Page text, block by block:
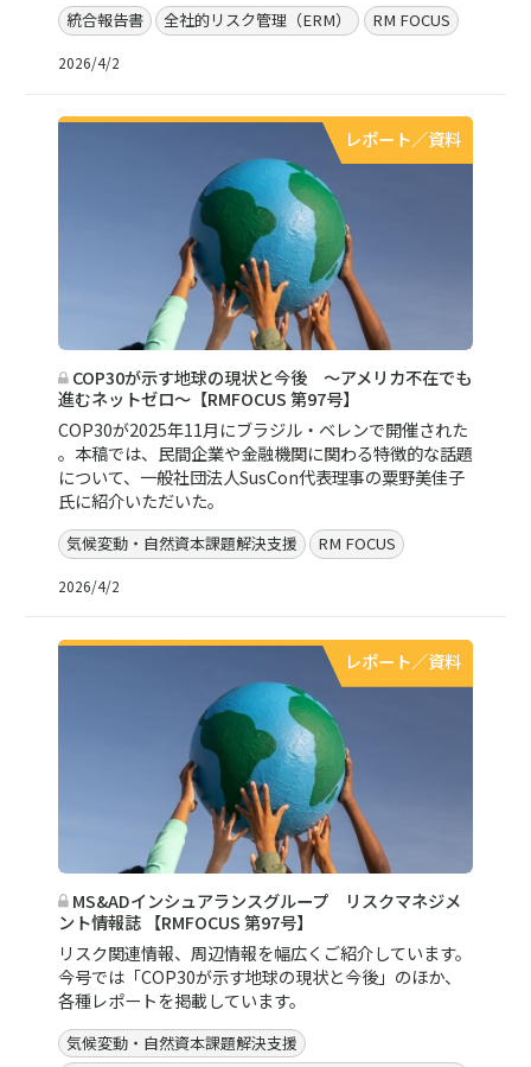
統合報告書 全社的リスク管理（ERM） RM FOCUS
2026/4/2
レポート／資料
COP30が示す地球の現状と今後 ～アメリカ不在でも
進むネットゼロ～【RMFOCUS 第97号】
COP30が2025年11月にブラジル・ベレンで開催された
。本稿では、民間企業や金融機関に関わる特徴的な話題
について、一般社団法人SusCon代表理事の粟野美佳子
氏に紹介いただいた。
気候変動・自然資本課題解決支援 RM FOCUS
2026/4/2
レポート／資料
MS&ADインシュアランスグループ リスクマネジメ
ント情報誌 【RMFOCUS 第97号】
リスク関連情報、周辺情報を幅広くご紹介しています。
今号では「COP30が示す地球の現状と今後」のほか、
各種レポートを掲載しています。
気候変動・自然資本課題解決支援